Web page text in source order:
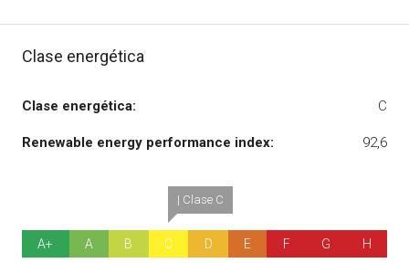
Clase energética
Clase energética: C
Renewable energy performance index: 92,6
A+ A B
| Clase C
C D E F G H